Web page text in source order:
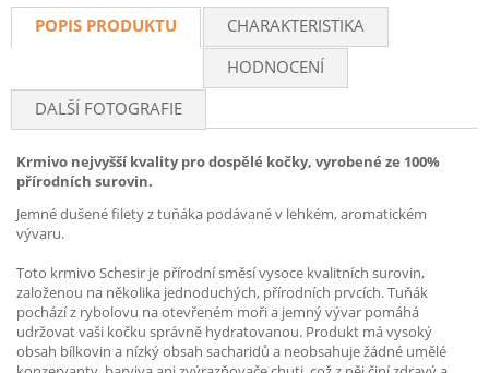
POPIS PRODUKTU
CHARAKTERISTIKA
HODNOCENÍ
DALŠÍ FOTOGRAFIE
Krmivo nejvyšší kvality pro dospělé kočky, vyrobené ze 100%
přírodních surovin.
Jemné dušené filety z tuňáka podávané v lehkém, aromatickém
vývaru.
Toto krmivo Schesir je přírodní směsí vysoce kvalitních surovin,
založenou na několika jednoduchých, přírodních prvcích. Tuňák
pochází z rybolovu na otevřeném moři a jemný vývar pomáhá
udržovat vaši kočku správně hydratovanou. Produkt má vysoký
obsah bílkovin a nízký obsah sacharidů a neobsahuje žádné umělé